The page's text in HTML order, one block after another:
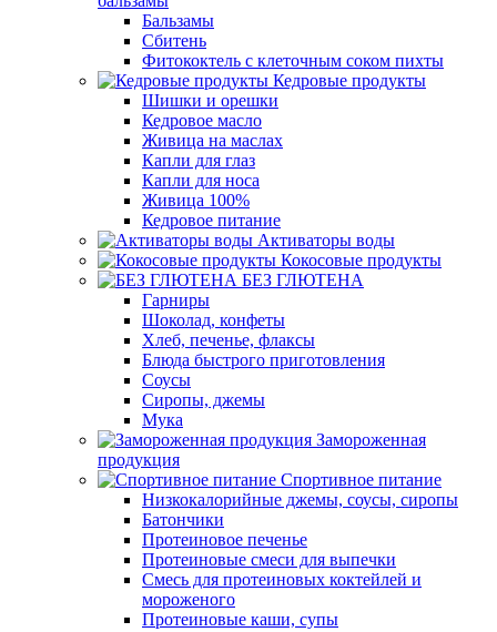
Бальзамы
Сбитень
Фитококтель с клеточным соком пихты
Кедровые продукты
Шишки и орешки
Кедровое масло
Живица на маслах
Капли для глаз
Капли для носа
Живица 100%
Кедровое питание
Активаторы воды
Кокосовые продукты
БЕЗ ГЛЮТЕНА
Гарниры
Шоколад, конфеты
Хлеб, печенье, флаксы
Блюда быстрого приготовления
Соусы
Сиропы, джемы
Мука
Замороженная
продукция
Спортивное питание
Низкокалорийные джемы, соусы, сиропы
Батончики
Протеиновое печенье
Протеиновые смеси для выпечки
Смесь для протеиновых коктейлей и
мороженого
Протеиновые каши, супы